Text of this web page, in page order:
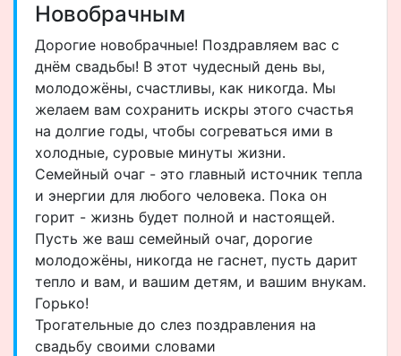
Новобрачным
Дорогие новобрачные! Поздравляем вас с
днём свадьбы! В этот чудесный день вы,
молодожёны, счастливы, как никогда. Мы
желаем вам сохранить искры этого счастья
на долгие годы, чтобы согреваться ими в
холодные, суровые минуты жизни.
Семейный очаг - это главный источник тепла
и энергии для любого человека. Пока он
горит - жизнь будет полной и настоящей.
Пусть же ваш семейный очаг, дорогие
молодожёны, никогда не гаснет, пусть дарит
тепло и вам, и вашим детям, и вашим внукам.
Горько!
Трогательные до слез поздравления на
свадьбу своими словами